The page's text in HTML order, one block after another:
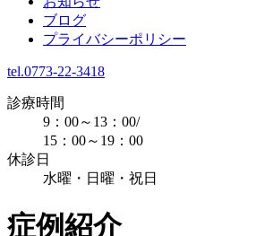
ブログ
プライバシーポリシー
tel.0773-22-3418
診療時間
9：00～13：00/
15：00～19：00
休診日
水曜・日曜・祝日
症例紹介